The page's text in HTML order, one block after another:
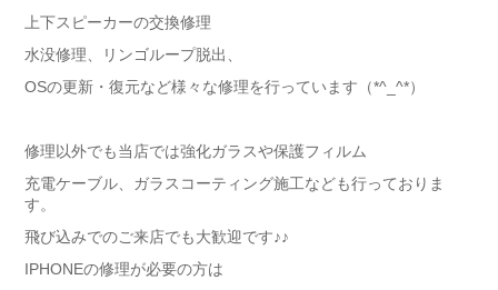
上下スピーカーの交換修理
水没修理、リンゴループ脱出、
OSの更新・復元など様々な修理を行っています（*^_^*）
修理以外でも当店では強化ガラスや保護フィルム
充電ケーブル、ガラスコーティング施工なども行っておりま
す。
飛び込みでのご来店でも大歓迎です♪♪
IPHONEの修理が必要の方は